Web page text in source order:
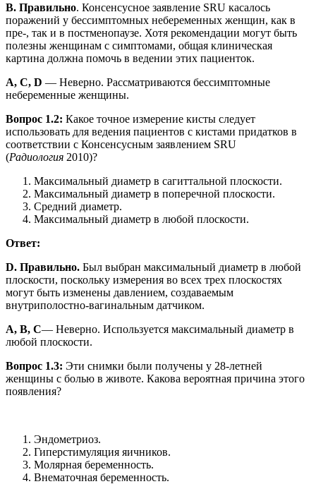
B. Правильно. Консенсусное заявление SRU касалось
поражений у бессимптомных небеременных женщин, как в
пре-, так и в постменопаузе. Хотя рекомендации могут быть
полезны женщинам с симптомами, общая клиническая
картина должна помочь в ведении этих пациенток.
A, C, D — Неверно. Рассматриваются бессимптомные
небеременные женщины.
Вопрос 1.2: Какое точное измерение кисты следует
использовать для ведения пациентов с кистами придатков в
соответствии с Консенсусным заявлением SRU
(Радиология 2010)?
Максимальный диаметр в сагиттальной плоскости.
Максимальный диаметр в поперечной плоскости.
Средний диаметр.
Максимальный диаметр в любой плоскости.
Ответ:
D. Правильно. Был выбран максимальный диаметр в любой
плоскости, поскольку измерения во всех трех плоскостях
могут быть изменены давлением, создаваемым
внутриполостно-вагинальным датчиком.
A, B, C— Неверно. Используется максимальный диаметр в
любой плоскости.
Вопрос 1.3: Эти снимки были получены у 28-летней
женщины с болью в животе. Какова вероятная причина этого
появления?
Эндометриоз.
Гиперстимуляция яичников.
Молярная беременность.
Внематочная беременность.